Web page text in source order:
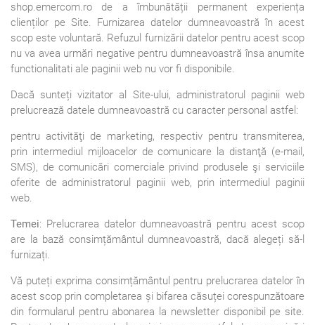
shop.emercom.ro de a îmbunătății permanent experiența
clienților pe Site. Furnizarea datelor dumneavoastră în acest
scop este voluntară. Refuzul furnizării datelor pentru acest scop
nu va avea urmări negative pentru dumneavoastră însa anumite
functionalitati ale paginii web nu vor fi disponibile.
Dacă sunteți vizitator al Site-ului, administratorul paginii web
prelucrează datele dumneavoastră cu caracter personal astfel:
pentru activităţi de marketing, respectiv pentru transmiterea,
prin intermediul mijloacelor de comunicare la distanţă (e-mail,
SMS), de comunicări comerciale privind produsele şi serviciile
oferite de administratorul paginii web, prin intermediul paginii
web.
Temei: Prelucrarea datelor dumneavoastră pentru acest scop
are la bază consimțământul dumneavoastră, dacă alegeți să-l
furnizați.
Vă puteți exprima consimțământul pentru prelucrarea datelor în
acest scop prin completarea și bifarea căsuței corespunzătoare
din formularul pentru abonarea la newsletter disponibil pe site.